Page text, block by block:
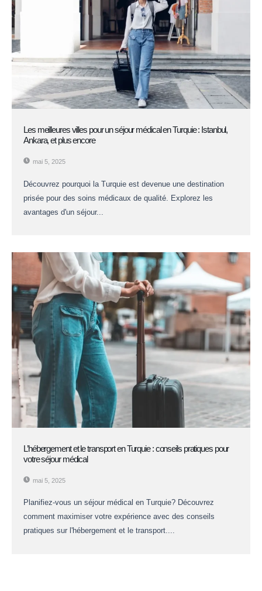
Les meilleures villes pour un séjour médical en Turquie : Istanbul,
Ankara, et plus encore
mai 5, 2025
Découvrez pourquoi la Turquie est devenue une destination
prisée pour des soins médicaux de qualité. Explorez les
avantages d'un séjour...
L’hébergement et le transport en Turquie : conseils pratiques pour
votre séjour médical
mai 5, 2025
Planifiez-vous un séjour médical en Turquie? Découvrez
comment maximiser votre expérience avec des conseils
pratiques sur l'hébergement et le transport....